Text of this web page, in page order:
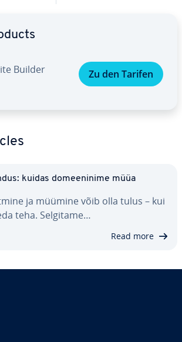
Builder Zu den Tarifen
kuidas do­mee­ninime müüa
ja müümine võib olla tulus – kui
teha. Selgitame…
Read more